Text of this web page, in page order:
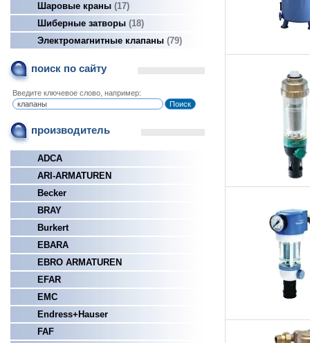
Шаровые краны 17
Шиберные затворы 18
Электромагнитные клапаны 79
поиск по сайту
Введите ключевое слово, например:
производитель
ADCA
ARI-ARMATUREN
Becker
BRAY
Burkert
EBARA
EBRO ARMATUREN
EFAR
EMC
Endress+Hauser
FAF